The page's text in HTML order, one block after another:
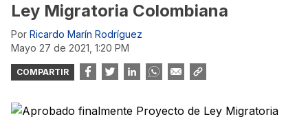
Ley Migratoria Colombiana
Por Ricardo Marín Rodríguez
mayo 27 de 2021, 1:20 PM
COMPARTIR